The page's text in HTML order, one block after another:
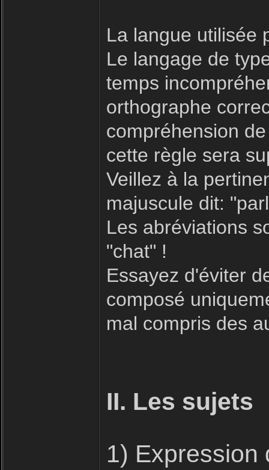
La langue utilisée
Le langage de
temps
orthographe
compréhension
cette règle sera
Veillez à la
majuscule dit:
Les abréviations
"chat" !
Essayez d'éviter
composé
mal compris des
II. Les sujets
1) Expression